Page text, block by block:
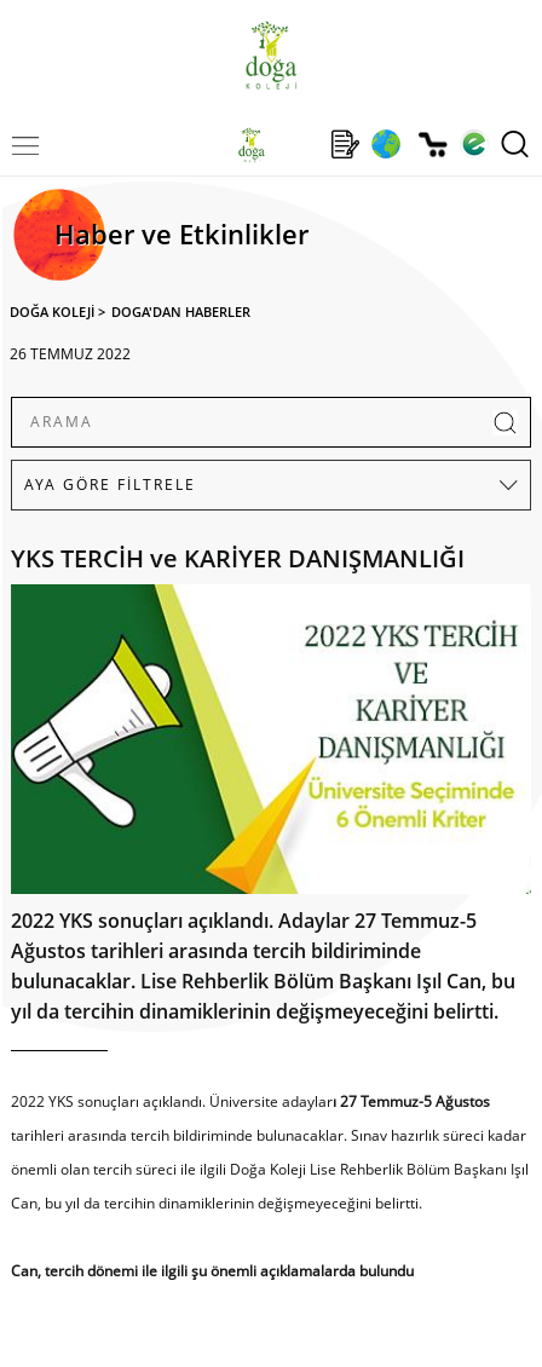
Haber ve Etkinlikler
DOĞA KOLEJİ > DOGA'DAN HABERLER
26 TEMMUZ 2022
YKS TERCİH ve KARİYER DANIŞMANLIĞI
2022 YKS sonuçları açıklandı. Adaylar 27 Temmuz-5
Ağustos tarihleri arasında tercih bildiriminde
bulunacaklar. Lise Rehberlik Bölüm Başkanı Işıl Can, bu
yıl da tercihin dinamiklerinin değişmeyeceğini belirtti.
2022 YKS sonuçları açıklandı. Üniversite adayları 27 Temmuz-5 Ağustos
tarihleri arasında tercih bildiriminde bulunacaklar. Sınav hazırlık süreci kadar
önemli olan tercih süreci ile ilgili Doğa Koleji Lise Rehberlik Bölüm Başkanı Işıl
Can, bu yıl da tercihin dinamiklerinin değişmeyeceğini belirtti.
Can, tercih dönemi ile ilgili şu önemli açıklamalarda bulundu